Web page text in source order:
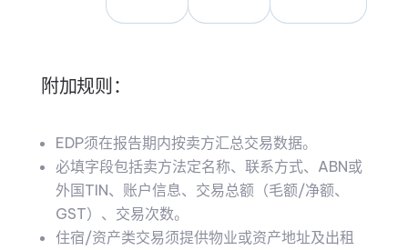
附加规则：
EDP须在报告期内按卖方汇总交易数据。
必填字段包括卖方法定名称、联系方式、ABN或
外国TIN、账户信息、交易总额（毛额/净额、
GST）、交易次数。
住宿/资产类交易须提供物业或资产地址及出租